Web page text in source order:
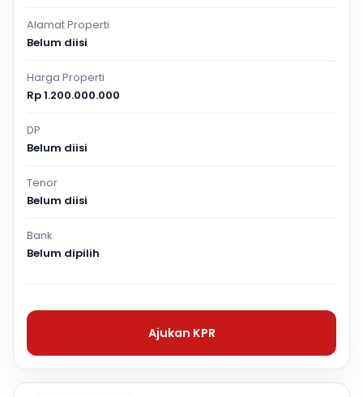
Alamat Properti
Belum diisi
Harga Properti
Rp 1.200.000.000
DP
Belum diisi
Tenor
Belum diisi
Bank
Belum dipilih
Ajukan KPR